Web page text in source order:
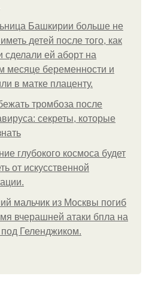
Башкирии больше не
детей после того, как
сделали ей аборт на
месяце беременности и
в матке плаценту.
тромбоза после
секреты, которые
глубокого космоса будет
от искусственной
мaльчик из Москвы погиб
вчерашней атаки бпла на
Геленджиком.